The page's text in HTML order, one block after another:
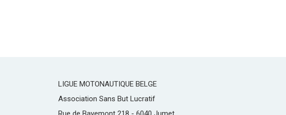
LIGUE MOTONAUTIQUE BELGE
Association Sans But Lucratif